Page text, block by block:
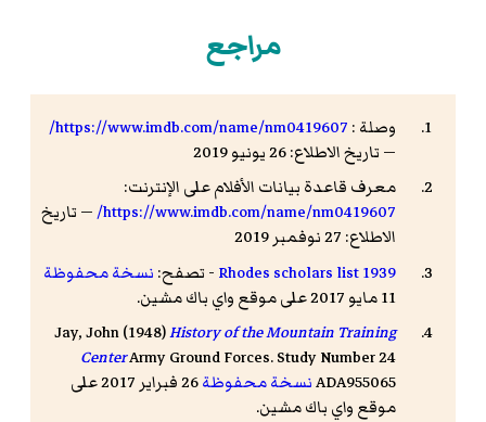
مراجع
وصلة : https://www.imdb.com/name/nm0419607/
— تاريخ الاطلاع: 26 يونيو 2019
معرف قاعدة بيانات الأفلام على الإنترنت:
https://www.imdb.com/name/nm0419607/ — تاريخ
الاطلاع: 27 نوفمبر 2019
1939 Rhodes scholars list
- تصفح: نسخة محفوظة
11 مايو 2017 على موقع واي باك مشين.
Jay, John (1948)History of the Mountain Training
CenterArmy Ground Forces. Study Number 24
ADA955065نسخة محفوظة
26 فبراير 2017 على
موقع واي باك مشين.